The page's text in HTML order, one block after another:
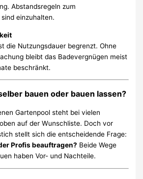
Abstandsregeln zum
einzuhalten.
die Nutzungsdauer begrenzt. Ohne
bleibt das Badevergnügen meist
beschränkt.
bauen oder bauen lassen?
Gartenpool steht bei vielen
auf der Wunschliste. Doch vor
stellt sich die entscheidende Frage:
Profis beauftragen? Beide Wege
haben Vor- und Nachteile.